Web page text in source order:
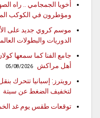
أخويا الجمجامي .. راه
ومؤطرون في الكوكب
موسم كروي جديد على
الدوريات والبطولات
أهل مراكش
05/08/2026
رويترز: إسبانيا تتحرك
لتخفيف الضغط عن سبتة
توقعات طقس يوم غد